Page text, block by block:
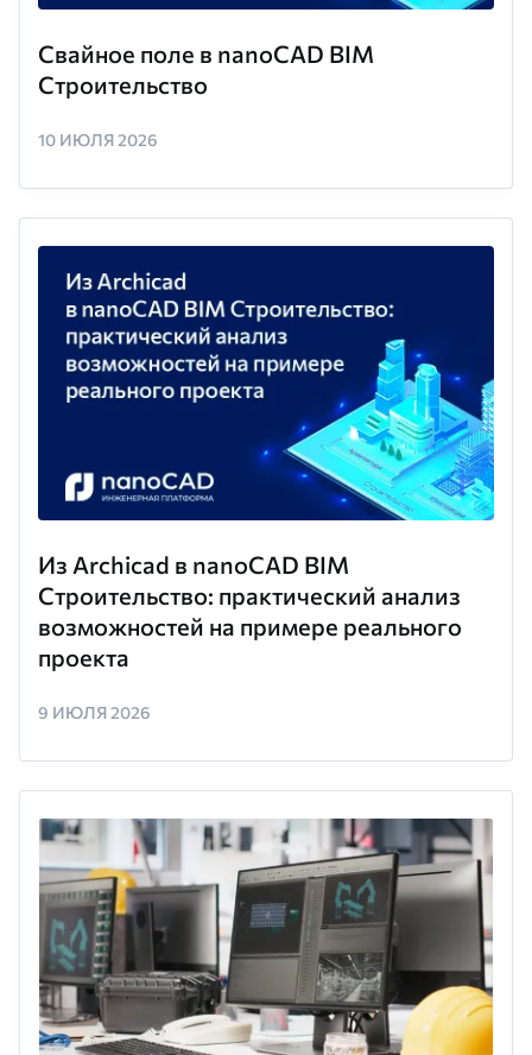
Свайное поле в nanoCAD BIM
Строительство
10 ИЮЛЯ 2026
Из Archicad в nanoCAD BIM
Строительство: практический анализ
возможностей на примере реального
проекта
9 ИЮЛЯ 2026